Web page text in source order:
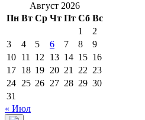
Август 2026
Пн Вт Ср Чт Пт Сб Вс
1
2
3
4 5 6 7 8
9
10 11 12 13 14 15 16
17 18 19 20 21 22 23
24 25 26 27 28 29 30
31
« Июл